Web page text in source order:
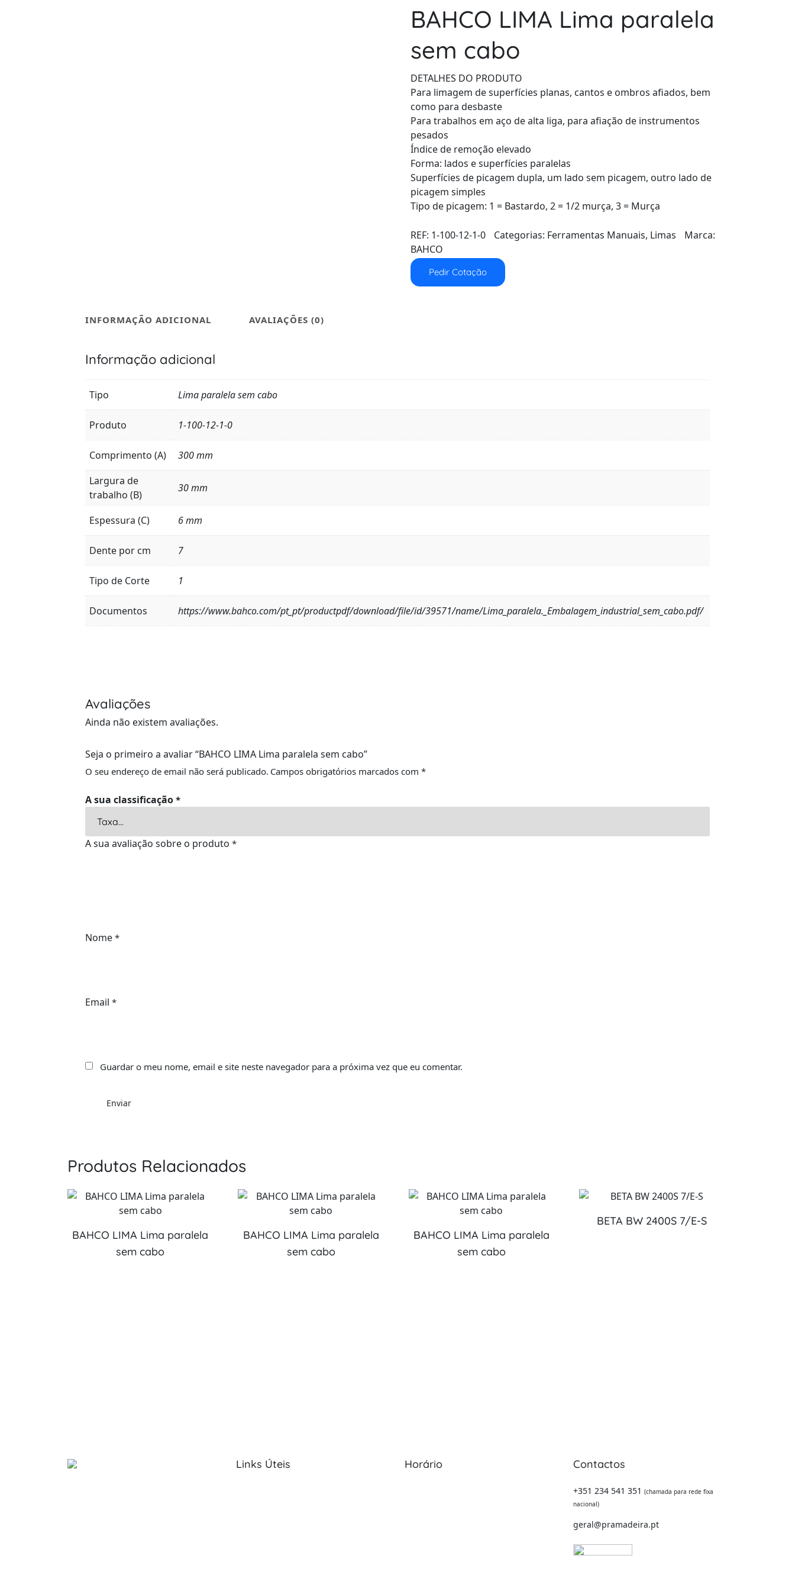
BAHCO LIMA Lima paralela
sem cabo
DETALHES DO PRODUTO
Para limagem de superfícies planas, cantos e ombros afiados, bem
como para desbaste
Para trabalhos em aço de alta liga, para afiação de instrumentos
pesados
Índice de remoção elevado
Forma: lados e superfícies paralelas
Superfícies de picagem dupla, um lado sem picagem, outro lado de
picagem simples
Tipo de picagem: 1 = Bastardo, 2 = 1/2 murça, 3 = Murça
REF: 1-100-12-1-0 Categorias: Ferramentas Manuais, Limas
Marca:
BAHCO
Pedir Cotação
INFORMAÇÃO ADICIONAL AVALIAÇÕES (0)
Informação adicional
Tipo Lima paralela sem cabo
Produto 1-100-12-1-0
Comprimento (A)
300 mm
Largura de
trabalho (B)
30 mm
Espessura (C) 6 mm
Dente por cm 7
Tipo de Corte 1
Documentos https://www.bahco.com/pt_pt/productpdf/download/file/id/39571/name/Lima_paralela._Embalagem_industrial_sem_cabo.pdf/
Avaliações
Ainda não existem avaliações.
Seja o primeiro a avaliar “BAHCO LIMA Lima paralela sem cabo”
O seu endereço de email não será publicado. Campos obrigatórios marcados com *
A sua classificação *
A sua avaliação sobre o produto *
Nome *
Email *
Guardar o meu nome, email e site neste navegador para a próxima vez que eu comentar.
Produtos Relacionados
BAHCO LIMA Lima paralela
sem cabo
BAHCO LIMA Lima paralela
sem cabo
BAHCO LIMA Lima paralela
sem cabo
BETA BW 2400S 7/E-S
Links Úteis Horário Contactos
+351 234 541 351 (chamada para rede fixa
nacional)
geral@pramadeira.pt